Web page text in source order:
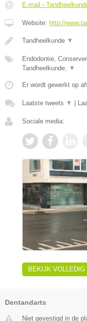
E-mail ›
Website: http://
Tandheelkunde ▼
Endodontie,
Tandheelkunde,
▼
Er wordt gewerkt op
Laatste tweets ▼
Sociale media:
BEKIJK VOLLEDIG
Dentandarts
Niet gevestigd in de